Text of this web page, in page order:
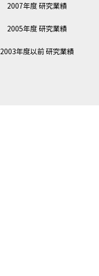
2007年度 研究業績
2005年度 研究業績
2003年度以前 研究業績